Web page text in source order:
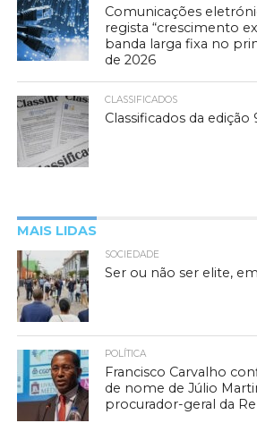
Comunicações
regista “crescimento
banda larga fixa no
de 2026
CLASSIFICADOS
Classificados da edição
MAIS LIDAS
SOCIEDADE
Ser ou não ser elite,
POLÍTICA
Francisco Carvalho
de nome de Júlio
procurador-geral da